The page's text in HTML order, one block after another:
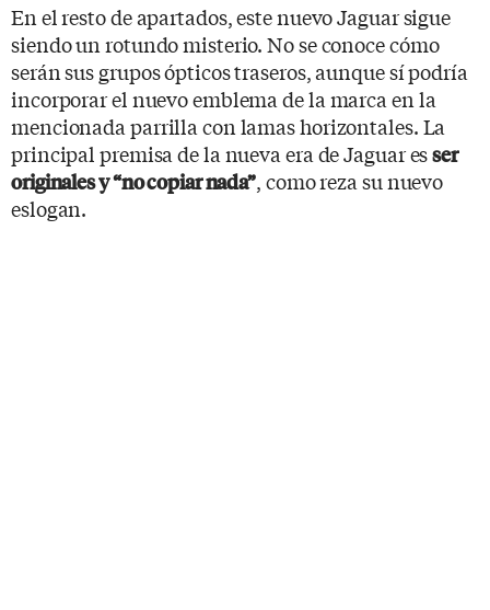
En el resto de apartados, este nuevo Jaguar sigue
siendo un rotundo misterio. No se conoce cómo
serán sus grupos ópticos traseros, aunque sí podría
incorporar el nuevo emblema de la marca en la
mencionada parrilla con lamas horizontales. La
principal premisa de la nueva era de Jaguar esser
originales y “no copiar nada”, como reza su nuevo
eslogan.